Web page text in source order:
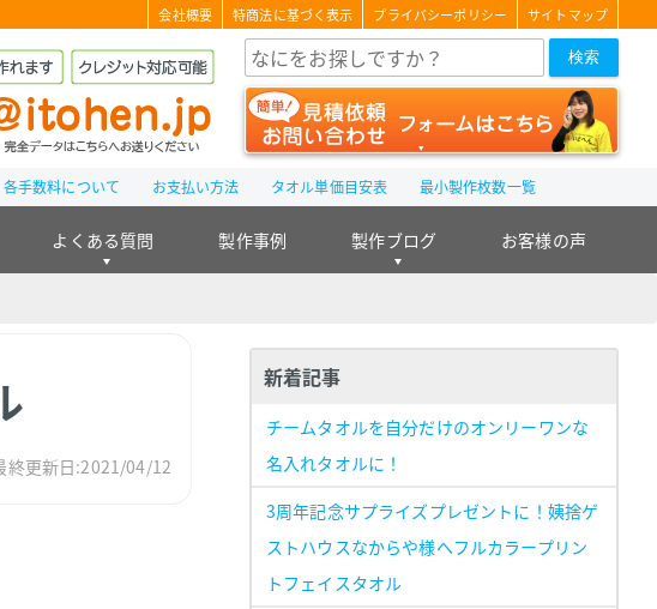
会社概要 特商法に基づく表示 プライバシーポリシー サイトマップ
検索
各手数料について お支払い方法 タオル単価目安表 最小製作枚数一覧
よくある質問 製作事例 製作ブログ お客様の声
終更新日:2021/04/12
新着記事
チームタオルを自分だけのオンリーワンな
名入れタオルに！
3周年記念サプライズプレゼントに！姨捨ゲ
ストハウスなからや様へフルカラープリン
トフェイスタオル